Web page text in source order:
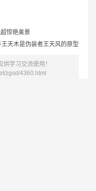
惊艳美景
天木是伪装者王天风的原型
学习交流使用！
zgsd/4360.html